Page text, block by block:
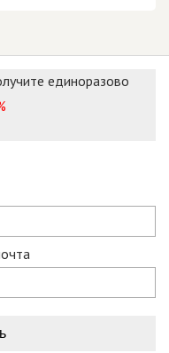
единоразово